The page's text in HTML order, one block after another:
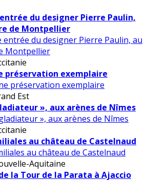
du designer Pierre Paulin,
de Montpellier
préservation exemplaire
Est
», aux arènes de Nîmes
au château de Castelnaud
Aquitaine
la Tour de la Parata à Ajaccio